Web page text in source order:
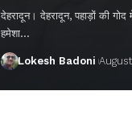
देहरादून। देहरादून, पहाड़ों की
हमेशा…
Lokesh Badoni